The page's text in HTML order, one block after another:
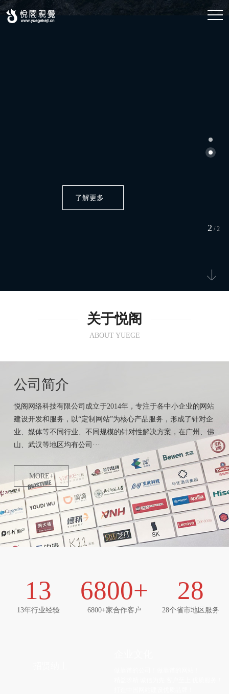
了解更多
2 / 2
关于悦阁
ABOUT YUEGE
公司简介
悦阁网络科技有限公司成立于2014年，专注于各中小企业的网站
建设开发和服务，以“定制网站”为核心产品服务，形成了针对企
业、媒体等不同行业、不同规模的针对性解决方案，在广州、佛
山、武汉等地区均有公司···
MORE+
13
13年行业经验
6800+
6800+家合作客户
28
28个省市地区服务